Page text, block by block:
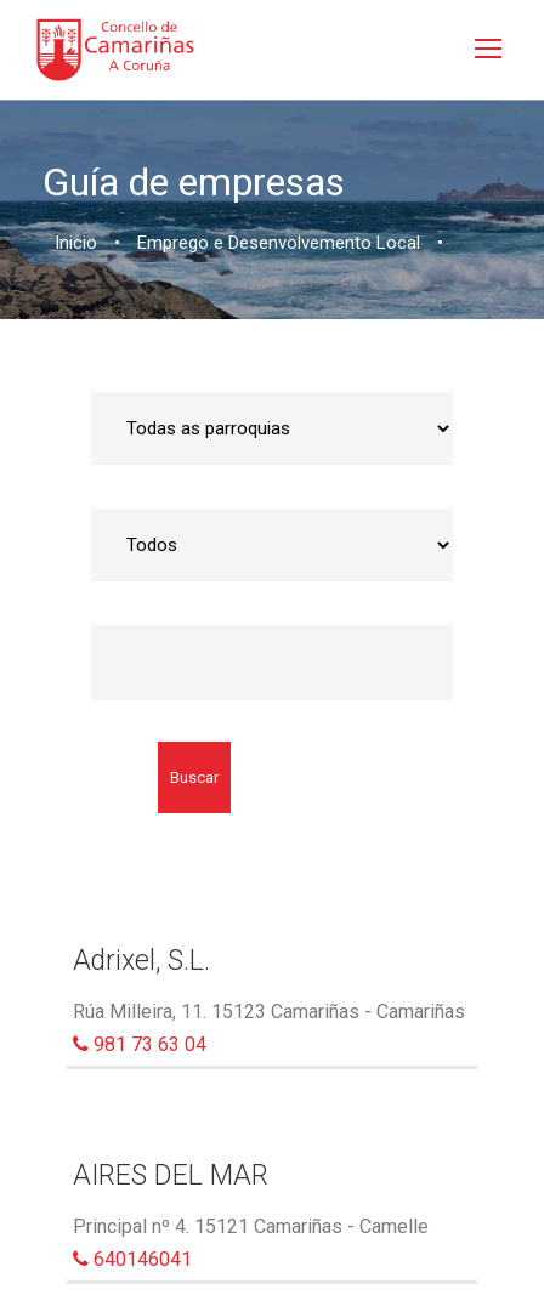
Guía de empresas
Inicio • Emprego e Desenvolvemento Local •
Buscar
Adrixel, S.L.
Rúa Milleira, 11. 15123 Camariñas - Camariñas
981 73 63 04
AIRES DEL MAR
Principal nº 4. 15121 Camariñas - Camelle
640146041